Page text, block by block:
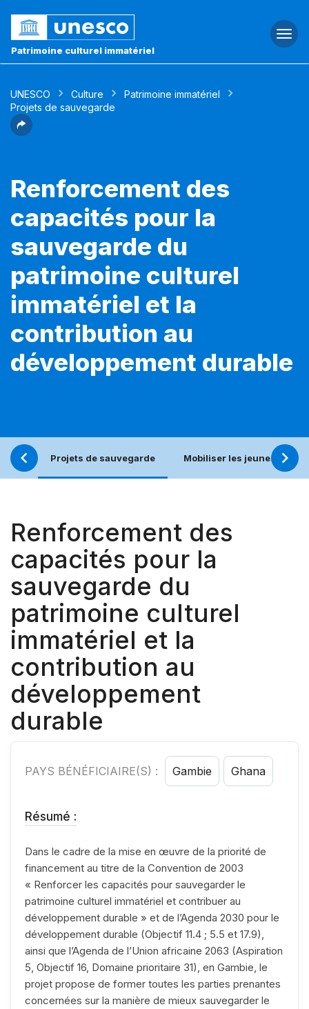
Patrimoine culturel immatériel
UNESCO Culture
Patrimoine immatériel
Projets de sauvegarde
Renforcement des
capacités pour la
sauvegarde du
patrimoine culturel
immatériel et la
contribution au
développement durable
Projets de sauvegarde Mobiliser les jeunes pour
Renforcement des
capacités pour la
sauvegarde du
patrimoine culturel
immatériel et la
contribution au
développement
durable
PAYS BÉNÉFICIAIRE(S) : Gambie Ghana
Résumé :
Dans le cadre de la mise en œuvre de la priorité de
financement au titre de la Convention de 2003
« Renforcer les capacités pour sauvegarder le
patrimoine culturel immatériel et contribuer au
développement durable » et de l’Agenda 2030 pour le
développement durable (Objectif 11.4 ; 5.5 et 17.9),
ainsi que l’Agenda de l’Union africaine 2063 (Aspiration
5, Objectif 16, Domaine prioritaire 31), en Gambie, le
projet propose de former toutes les parties prenantes
concernées sur la manière de mieux sauvegarder le